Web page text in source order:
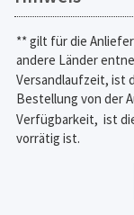
** gilt für die
andere Länder
Versandlaufzeit, ist
Bestellung von der
Verfügbarkeit, ist
vorrätig ist.